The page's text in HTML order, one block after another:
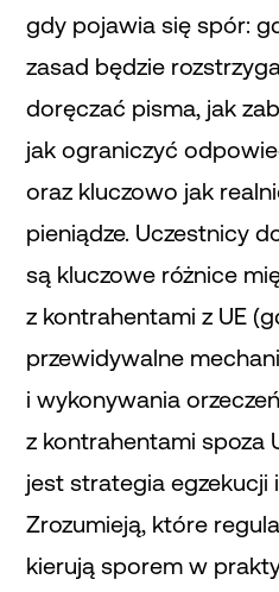
gdy pojawia się spór:
zasad będzie
doręczać pisma, jak
jak ograniczyć
oraz kluczowo jak
pieniądze. Uczestnicy
są kluczowe różnice
z kontrahentami z UE
przewidywalne
i wykonywania
z kontrahentami spoza
jest strategia
Zrozumieją, które
kierują sporem w